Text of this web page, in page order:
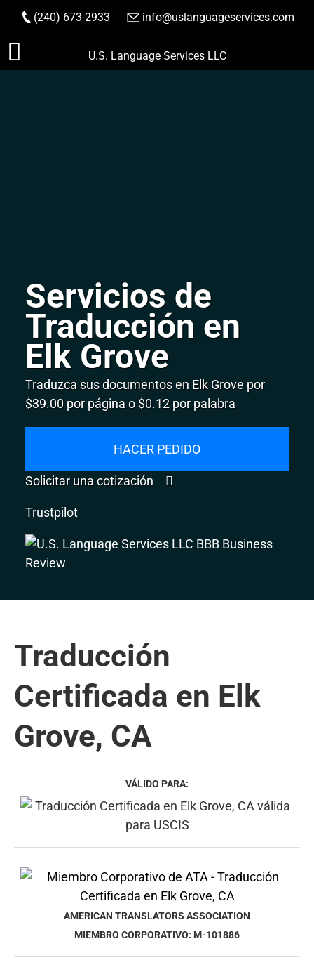
Saltar
(240) 673-2933 info@uslanguageservices.com
HACER PEDIDO
U.S. Language Services LLC
Servicios de
Traducción en
Elk Grove
Traduzca sus documentos en Elk Grove por
$39.00 por página o $0.12 por palabra
HACER PEDIDO
Solicitar una cotización
Trustpilot
Traducción
Certificada en Elk
Grove, CA
VÁLIDO PARA:
AMERICAN TRANSLATORS ASSOCIATION
MIEMBRO CORPORATIVO: M-101886